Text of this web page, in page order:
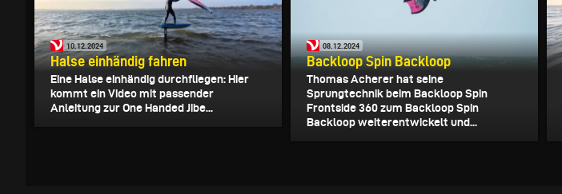
10.12.2024
Halse einhändig fahren
Eine Halse einhändig durchfliegen: Hier
kommt ein Video mit passender
Anleitung zur One Handed Jibe...
08.12.2024
Backloop Spin Backloop
Thomas Acherer hat seine
Sprungtechnik beim Backloop Spin
Frontside 360 zum Backloop Spin
Backloop weiterentwickelt und...